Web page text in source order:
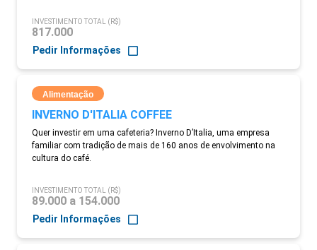
INVESTIMENTO TOTAL (R$)
817.000
Pedir Informações
Alimentação
INVERNO D'ITALIA COFFEE
Quer investir em uma cafeteria? Inverno D’Italia, uma empresa
familiar com tradição de mais de 160 anos de envolvimento na
cultura do café.
INVESTIMENTO TOTAL (R$)
89.000 a 154.000
Pedir Informações